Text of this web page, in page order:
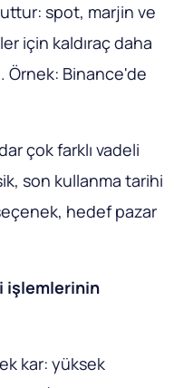
spot, marjin ve
için kaldıraç daha
Örnek: Binance'de
çok farklı vadeli
son kullanma tarihi
hedef pazar
işlemlerinin
kar: yüksek